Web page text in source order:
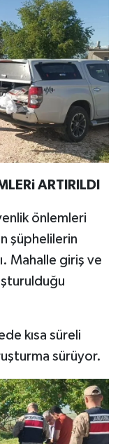
ARTIRILDI
önlemleri
şüphelilerin
Mahalle giriş ve
kısa süreli
sürüyor.